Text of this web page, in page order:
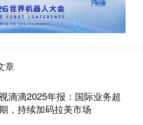
章
滴滴2025年报：国际业务超
，持续加码拉美市场